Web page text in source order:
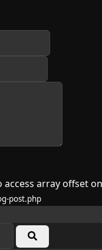
access array offset
post.php